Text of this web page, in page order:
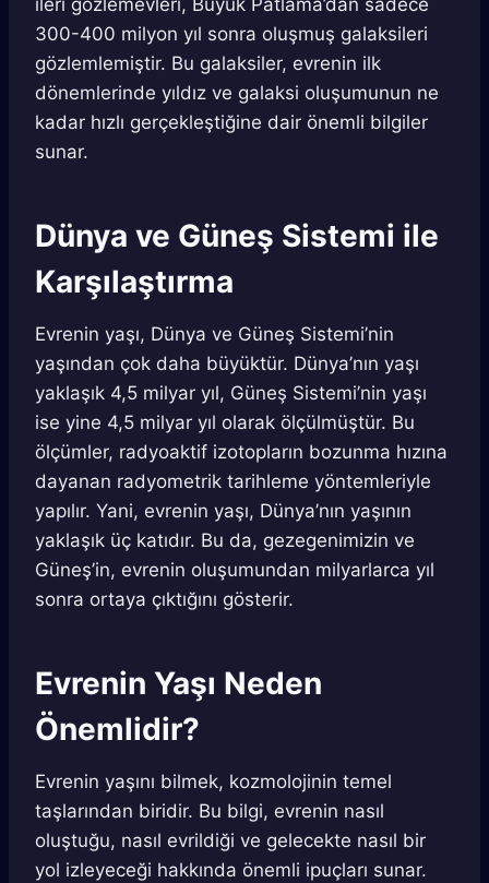
ileri gözlemevleri, Büyük Patlama’dan sadece
300-400 milyon yıl sonra oluşmuş galaksileri
gözlemlemiştir. Bu galaksiler, evrenin ilk
dönemlerinde yıldız ve galaksi oluşumunun ne
kadar hızlı gerçekleştiğine dair önemli bilgiler
sunar.
Dünya ve Güneş Sistemi ile
Karşılaştırma
Evrenin yaşı, Dünya ve Güneş Sistemi’nin
yaşından çok daha büyüktür. Dünya’nın yaşı
yaklaşık 4,5 milyar yıl, Güneş Sistemi’nin yaşı
ise yine 4,5 milyar yıl olarak ölçülmüştür. Bu
ölçümler, radyoaktif izotopların bozunma hızına
dayanan radyometrik tarihleme yöntemleriyle
yapılır. Yani, evrenin yaşı, Dünya’nın yaşının
yaklaşık üç katıdır. Bu da, gezegenimizin ve
Güneş’in, evrenin oluşumundan milyarlarca yıl
sonra ortaya çıktığını gösterir.
Evrenin Yaşı Neden
Önemlidir?
Evrenin yaşını bilmek, kozmolojinin temel
taşlarından biridir. Bu bilgi, evrenin nasıl
oluştuğu, nasıl evrildiği ve gelecekte nasıl bir
yol izleyeceği hakkında önemli ipuçları sunar.